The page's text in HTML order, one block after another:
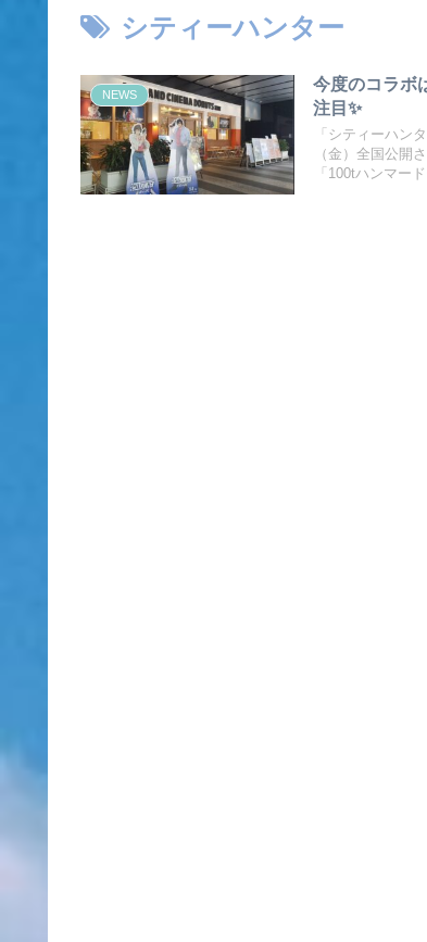
シティーハンター
NEWS
今度のコラボ
注目✨
「シティーハン
（金）全国公開
「100tハンマー